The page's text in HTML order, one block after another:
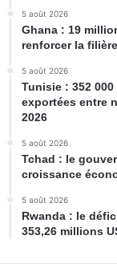
5 août 2026
Ghana : 19
renforcer la
5 août 2026
Tunisie : 352
exportées entre
2026
5 août 2026
Tchad : le
croissance
5 août 2026
Rwanda : le
353,26 millions